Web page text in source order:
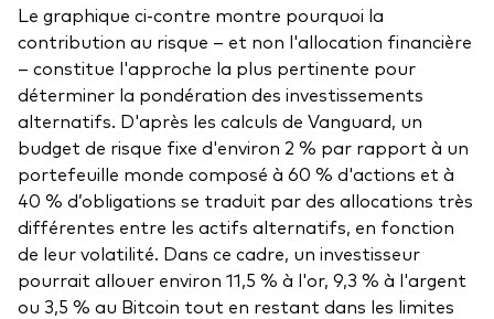
Le graphique ci-contre montre pourquoi la
contribution au risque – et non l'allocation financière
– constitue l'approche la plus pertinente pour
déterminer la pondération des investissements
alternatifs. D'après les calculs de Vanguard, un
budget de risque fixe d'environ 2 % par rapport à un
portefeuille monde composé à 60 % d'actions et à
40 % d’obligations se traduit par des allocations très
différentes entre les actifs alternatifs, en fonction
de leur volatilité. Dans ce cadre, un investisseur
pourrait allouer environ 11,5 % à l'or, 9,3 % à l'argent
ou 3,5 % au Bitcoin tout en restant dans les limites